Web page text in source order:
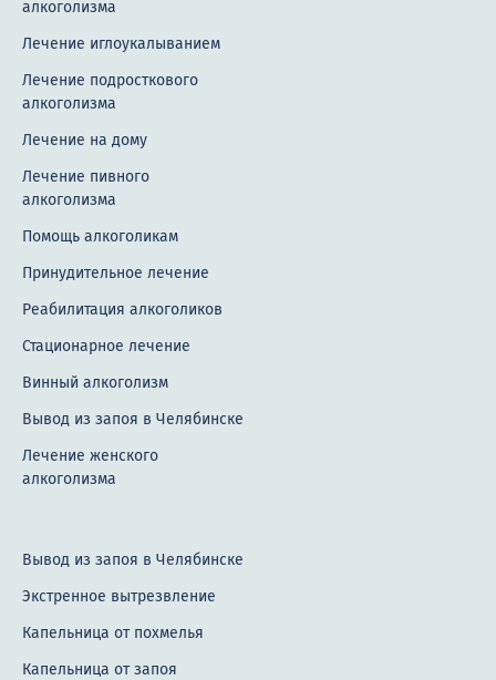
алкоголизма
Лечение иглоукалыванием
Лечение подросткового
алкоголизма
Лечение на дому
Лечение пивного
алкоголизма
Помощь алкоголикам
Принудительное лечение
Реабилитация алкоголиков
Стационарное лечение
Винный алкоголизм
Вывод из запоя в Челябинске
Лечение женского
алкоголизма
Вывод из запоя в Челябинске
Экстренное вытрезвление
Капельница от похмелья
Капельница от запоя